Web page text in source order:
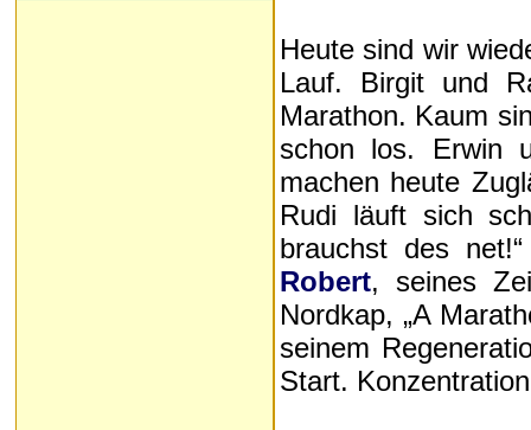
Heute sind wir
Lauf. Birgit und
Marathon. Kaum
schon los. Erwin
machen heute
Rudi läuft sich
brauchst des
Robert, seines
Nordkap, „A
seinem
Start.